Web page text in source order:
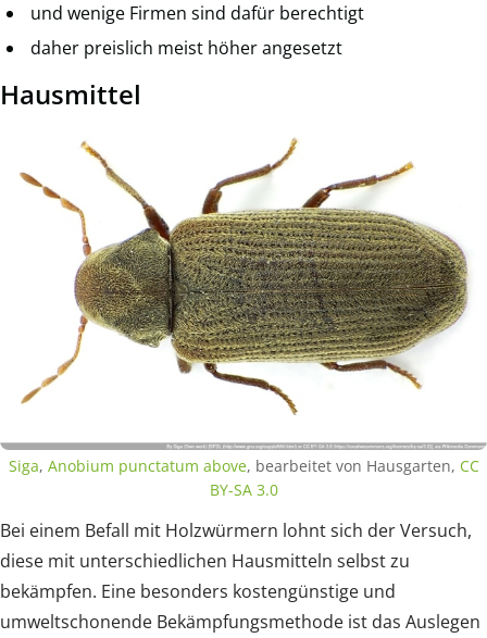
und wenige Firmen sind dafür berechtigt
daher preislich meist höher angesetzt
Hausmittel
Siga, Anobium punctatum above, bearbeitet von Hausgarten, CC
BY-SA 3.0
Bei einem Befall mit Holzwürmern lohnt sich der Versuch,
diese mit unterschiedlichen Hausmitteln selbst zu
bekämpfen. Eine besonders kostengünstige und
umweltschonende Bekämpfungsmethode ist das Auslegen